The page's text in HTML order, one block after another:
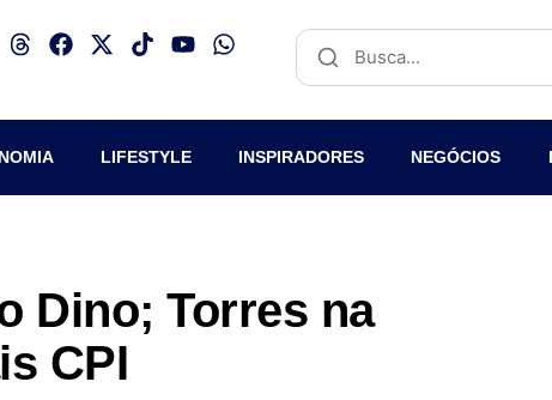
LIFESTYLE INSPIRADORES NEGÓCIOS
Dino; Torres na
CPI